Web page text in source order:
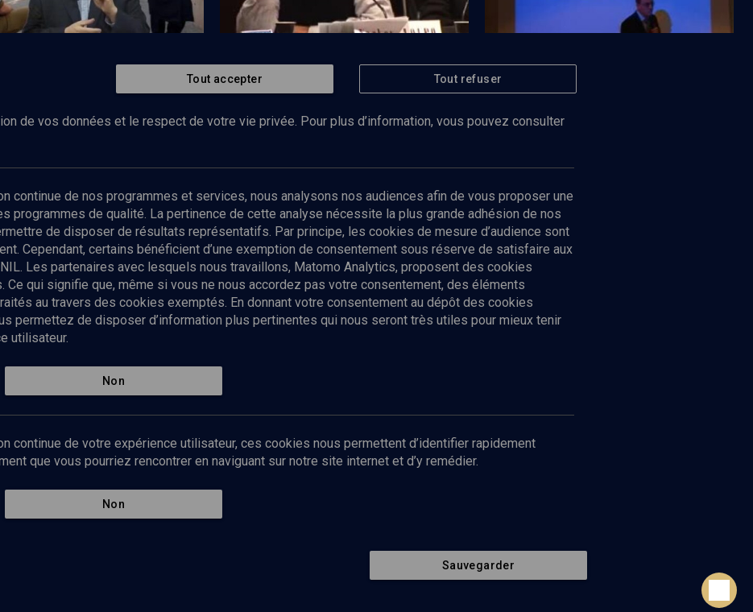
Regarder POLITIQUE Regarder
La place des ultra-orthodoxes
POLITIQUE
L'investissement ''hi-tech''
Abonnez-vous à notre newsletter
Envoyer
Politique de protection des données
personnelles
Mentions légales
Contact
Retour en haut de page
Tout accepter Tout refuser
de vos données et le respect de votre vie privée. Pour plus d’information, vous pouvez consulter
continue de nos programmes et services, nous analysons nos audiences afin de vous proposer une
programmes de qualité. La pertinence de cette analyse nécessite la plus grande adhésion de nos
de disposer de résultats représentatifs. Par principe, les cookies de mesure d’audience sont
Cependant, certains bénéficient d’une exemption de consentement sous réserve de satisfaire aux
Les partenaires avec lesquels nous travaillons, Matomo Analytics, proposent des cookies
Ce qui signifie que, même si vous ne nous accordez pas votre consentement, des éléments
au travers des cookies exemptés. En donnant votre consentement au dépôt des cookies
permettez de disposer d’information plus pertinentes qui nous seront très utiles pour mieux tenir
utilisateur.
Non
continue de votre expérience utilisateur, ces cookies nous permettent d’identifier rapidement
que vous pourriez rencontrer en naviguant sur notre site internet et d’y remédier.
Non
Sauvegarder